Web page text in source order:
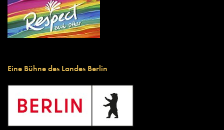
Eine Bühne des Landes Berlin